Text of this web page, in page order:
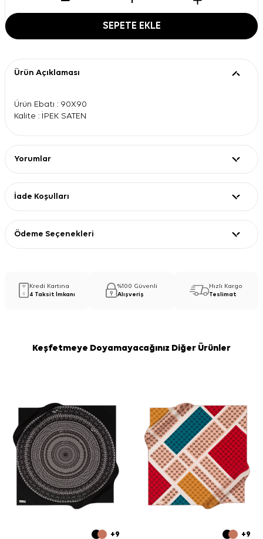
SEPETE EKLE
Ürün Açıklaması
Ürün Ebatı : 90X90
Kalite : İPEK SATEN
Yorumlar
İade Koşulları
Ödeme Seçenekleri
Kredi Kartına
4 Taksit İmkanı
%100 Güvenli
Alışveriş
Hızlı Kargo
Teslimat
Keşfetmeye Doyamayacağınız Diğer Ürünler
+9 +9